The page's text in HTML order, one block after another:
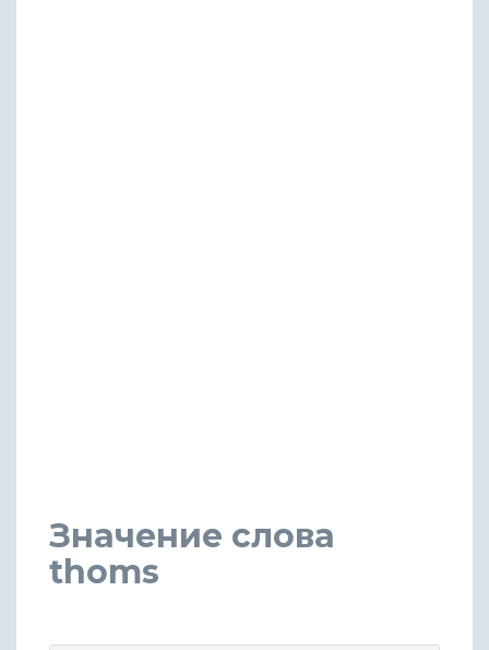
Значение слова
thoms